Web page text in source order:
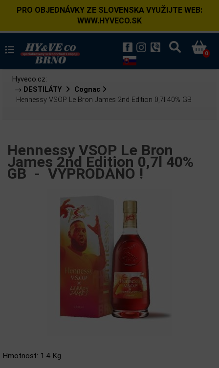
PRO OBJEDNÁVKY ZE SLOVENSKA VYUŽIJTE WEB:
WWW.HYVECO.SK
0
Hyveco.cz:
→ DESTILÁTY
Cognac
Hennessy VSOP Le Bron James 2nd Edition 0,7l 40% GB
Hennessy VSOP Le Bron
James 2nd Edition 0,7l 40%
GB - VYPRODÁNO !
Hmotnost: 1.4 Kg